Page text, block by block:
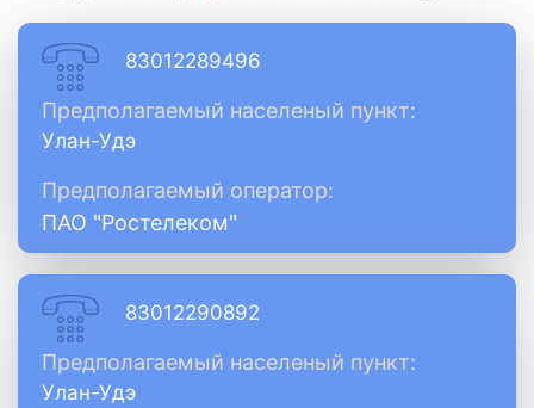
83012289496
Предполагаемый населеный пункт:
Улан-Удэ
Предполагаемый оператор:
ПАО "Ростелеком"
83012290892
Предполагаемый населеный пункт:
Улан-Удэ